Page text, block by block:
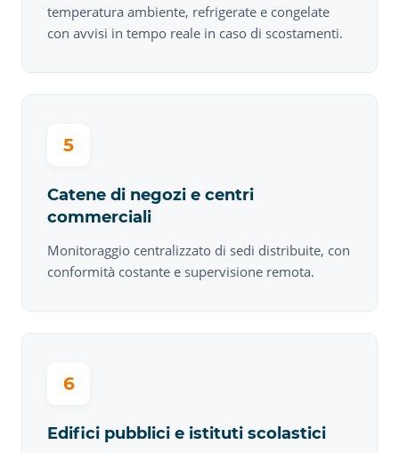
temperatura ambiente, refrigerate e congelate
con avvisi in tempo reale in caso di scostamenti.
5
Catene di negozi e centri
commerciali
Monitoraggio centralizzato di sedi distribuite, con
conformità costante e supervisione remota.
6
Edifici pubblici e istituti scolastici